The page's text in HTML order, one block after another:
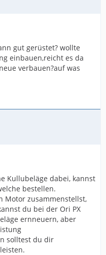
gut gerüstet? wollte
einbauen,reicht es da
verbauen?auf was
Kullubeläge dabei, kannst
bestellen.
Motor zusammenstellst,
du bei der Ori PX
ernneuern, aber
solltest du dir